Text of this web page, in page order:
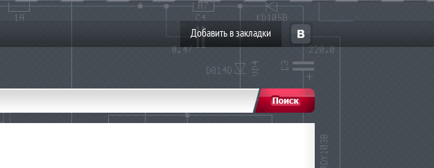
Добавить в закладки